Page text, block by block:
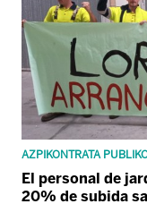
AZPIKONTRATA
El personal de
20% de subida